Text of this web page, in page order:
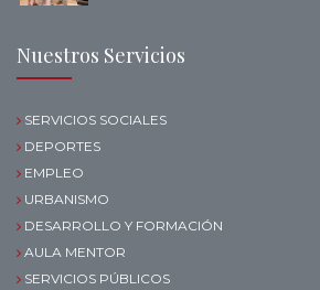
Nuestros Servicios
SERVICIOS SOCIALES
DEPORTES
EMPLEO
URBANISMO
DESARROLLO Y FORMACIÓN
AULA MENTOR
SERVICIOS PÚBLICOS